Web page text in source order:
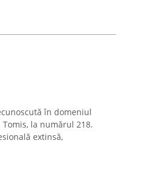
în domeniul
la numărul 218.
extinsă,